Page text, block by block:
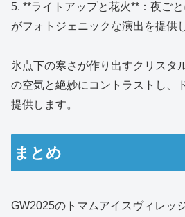
5. **ライトアップと花火**：夜ご
がフォトジェニックな演出を提供
氷点下の寒さが作り出すクリスタ
の空気と絶妙にコントラストし、
提供します。
まとめ
GW2025のトマムアイスヴィレッ